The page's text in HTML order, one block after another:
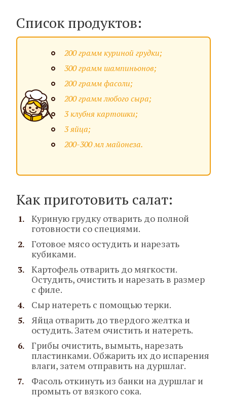
Список продуктов:
200 грамм куриной грудки;
300 грамм шампиньонов;
200 грамм фасоли;
200 грамм любого сыра;
3 клубня картошки;
3 яйца;
200-300 мл майонеза.
Как приготовить салат:
Куриную грудку отварить до полной
готовности со специями.
Готовое мясо остудить и нарезать
кубиками.
Картофель отварить до мягкости.
Остудить, очистить и нарезать в размер
с филе.
Сыр натереть с помощью терки.
Яйца отварить до твердого желтка и
остудить. Затем очистить и натереть.
Грибы очистить, вымыть, нарезать
пластинками. Обжарить их до испарения
влаги, затем отправить на дуршлаг.
Фасоль откинуть из банки на дуршлаг и
промыть от вязкого сока.